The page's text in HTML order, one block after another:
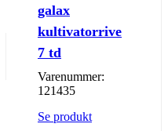
galax
kultivatorrive
7 td
Varenummer:
121435
Se produkt